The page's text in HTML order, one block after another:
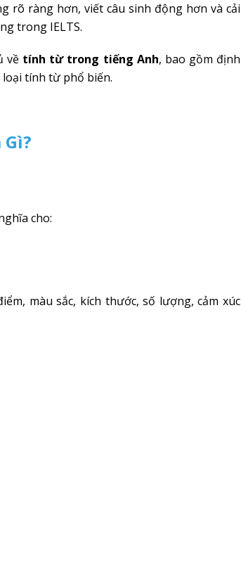
rõ ràng hơn, viết câu sinh động hơn và cải
trong IELTS.
về tính từ trong tiếng Anh, bao gồm định
loại tính từ phổ biến.
cho:
màu sắc, kích thước, số lượng, cảm xúc